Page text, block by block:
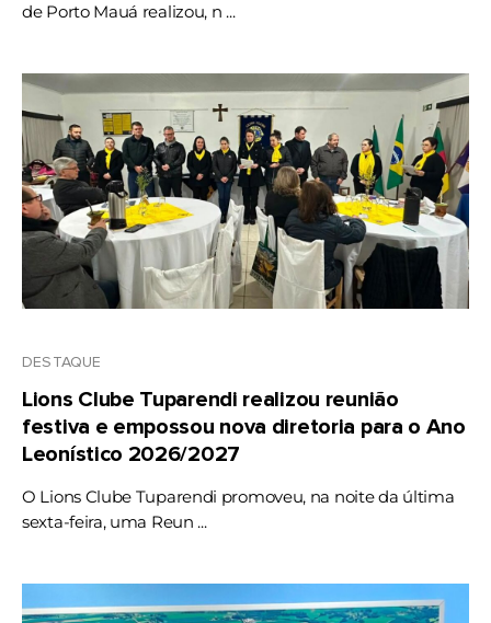
de Porto Mauá realizou, n ...
DESTAQUE
Lions Clube Tuparendi realizou reunião
festiva e empossou nova diretoria para o Ano
Leonístico 2026/2027
O Lions Clube Tuparendi promoveu, na noite da última
sexta-feira, uma Reun ...